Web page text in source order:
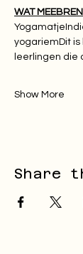
WAT
yogariemDit is
leerlingen die
Show More
Share